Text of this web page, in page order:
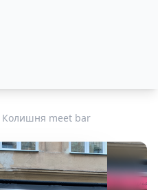
Колишня meet bar